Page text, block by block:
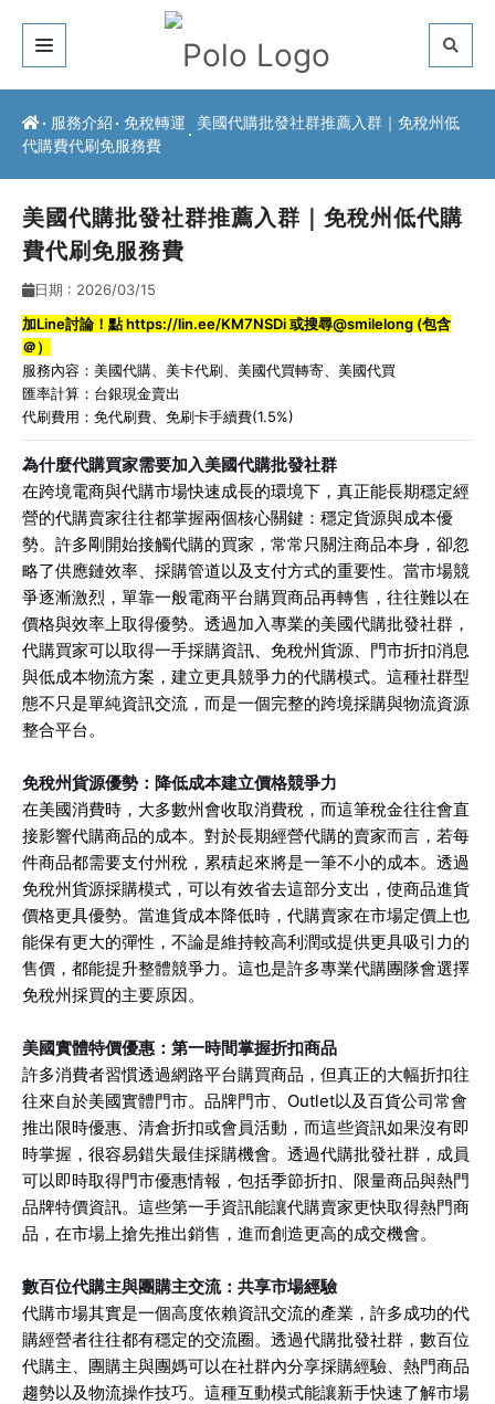
關於我們
服務介紹
常見問題
最新公告
聯絡方式
服務介紹 免稅轉運
美國代購批發社群推薦入群｜免稅州低
代購費代刷免服務費
美國代購批發社群推薦入群｜免稅州低代購
費代刷免服務費
日期 : 2026/03/15
加Line討論！點https://lin.ee/KM7NSDi或搜尋@smilelong (包含
＠）
服務內容： 美國代購 美卡代刷 美國代買轉寄
美國代買
匯率計算：台銀現金賣出
代刷費用：免代刷費、免刷卡手續費(1.5%)
為什麼代購買家需要加入美國代購批發社群
在跨境電商與代購市場快速成長的環境下，真正能長期穩定經
營的代購賣家往往都掌握兩個核心關鍵：穩定貨源與成本優
勢。許多剛開始接觸代購的買家，常常只關注商品本身，卻忽
略了供應鏈效率、採購管道以及支付方式的重要性。當市場競
爭逐漸激烈，單靠一般電商平台購買商品再轉售，往往難以在
價格與效率上取得優勢。透過加入專業的美國代購批發社群，
代購買家可以取得一手採購資訊、免稅州貨源、門市折扣消息
與低成本物流方案，建立更具競爭力的代購模式。這種社群型
態不只是單純資訊交流，而是一個完整的跨境採購與物流資源
整合平台。
免稅州貨源優勢：降低成本建立價格競爭力
在美國消費時，大多數州會收取消費稅，而這筆稅金往往會直
接影響代購商品的成本。對於長期經營代購的賣家而言，若每
件商品都需要支付州稅，累積起來將是一筆不小的成本。透過
免稅州貨源採購模式，可以有效省去這部分支出，使商品進貨
價格更具優勢。當進貨成本降低時，代購賣家在市場定價上也
能保有更大的彈性，不論是維持較高利潤或提供更具吸引力的
售價，都能提升整體競爭力。這也是許多專業代購團隊會選擇
免稅州採買的主要原因。
美國實體特價優惠：第一時間掌握折扣商品
許多消費者習慣透過網路平台購買商品，但真正的大幅折扣往
往來自於美國實體門市。品牌門市、Outlet以及百貨公司常會
推出限時優惠、清倉折扣或會員活動，而這些資訊如果沒有即
時掌握，很容易錯失最佳採購機會。透過代購批發社群，成員
可以即時取得門市優惠情報，包括季節折扣、限量商品與熱門
品牌特價資訊。這些第一手資訊能讓代購賣家更快取得熱門商
品，在市場上搶先推出銷售，進而創造更高的成交機會。
數百位代購主與團購主交流：共享市場經驗
代購市場其實是一個高度依賴資訊交流的產業，許多成功的代
購經營者往往都有穩定的交流圈。透過代購批發社群，數百位
代購主、團購主與團媽可以在社群內分享採購經驗、熱門商品
趨勢以及物流操作技巧。這種互動模式能讓新手快速了解市場